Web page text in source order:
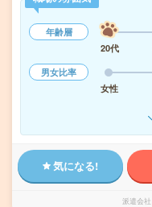
年齢層
20代
男女比率
女性
気になる!
派遣会社